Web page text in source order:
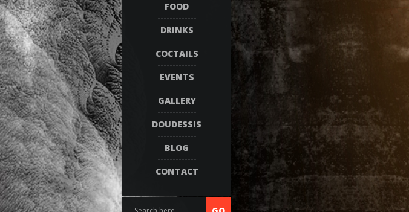
FOOD
DRINKS
COCTAILS
EVENTS
GALLERY
DOUDESSIS
BLOG
CONTACT